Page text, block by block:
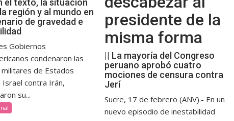
el texto, la situación
región y al mundo en
de gravedad e
Gobiernos
condenaron las
militares de Estados
Israel contra Irán,
su...
presidente de la
misma forma
|| La mayoría del Congreso
peruano aprobó cuatro
mociones de censura contra
Jerí
Sucre, 17 de febrero (ANV).- En un
nuevo episodio de inestabilidad